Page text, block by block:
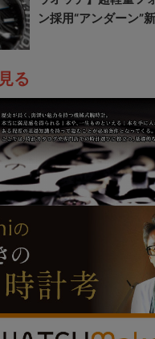
ン採用“アンダーン”
る